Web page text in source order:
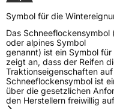
Symbol für die
Das Schneeflockensymbol
oder alpines Symbol
genannt) ist ein Symbol
zeigt an, dass der Reifen
Traktionseigenschaften
Schneeflockensymbol ist
über die gesetzlichen
den Herstellern freiwillig